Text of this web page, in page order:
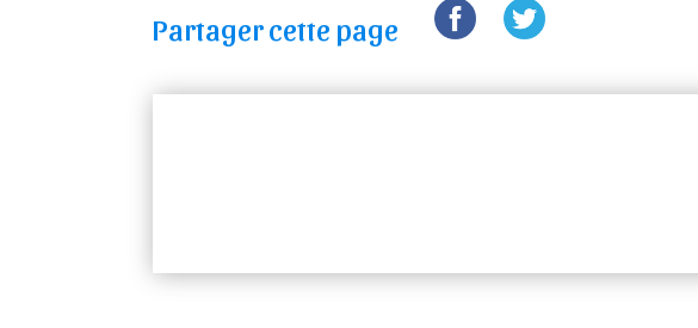
Partager cette page